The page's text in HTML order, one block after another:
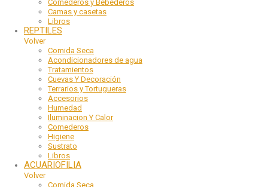
Comederos y Bebederos
Camas y casetas
Libros
REPTILES
Volver
Comida Seca
Acondicionadores de agua
Tratamientos
Cuevas Y Decoración
Terrarios y Tortugueras
Accesorios
Humedad
Iluminacion Y Calor
Comederos
Higiene
Sustrato
Libros
ACUARIOFILIA
Volver
Comida Seca